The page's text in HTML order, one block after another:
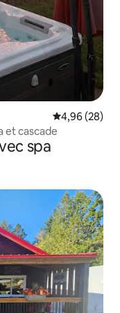
Note
4,96 (28)
et cascade
spa